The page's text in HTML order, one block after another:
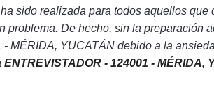
sido realizada para todos aquellos que
De hecho, sin la preparación
MÉRIDA, YUCATÁN debido a la
- 124001 - MÉRIDA,